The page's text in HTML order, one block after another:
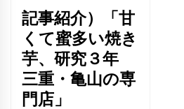
記事紹介）「甘
くて蜜多い焼き
芋、研究３年
三重・亀山の専
門店」